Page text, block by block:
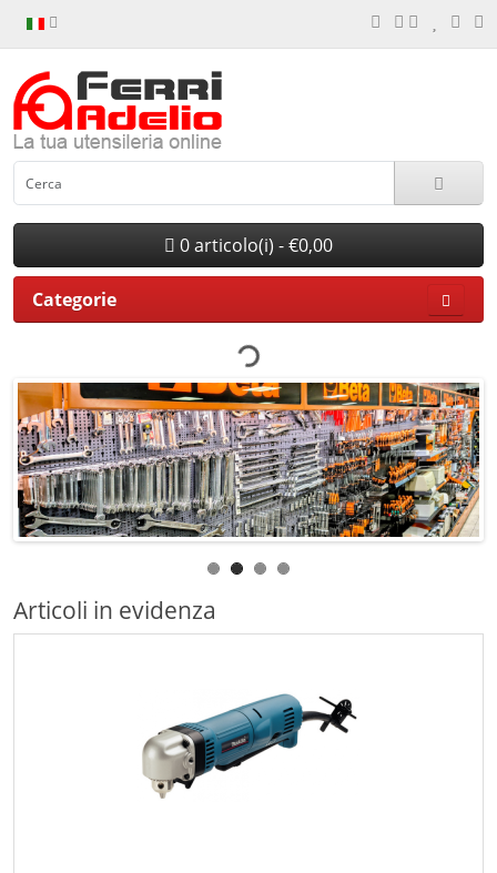
0 articolo(i) - €0,00
Categorie
Articoli in evidenza